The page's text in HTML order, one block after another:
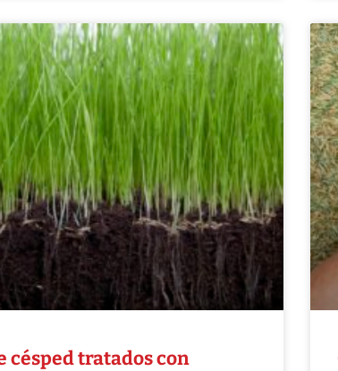
césped tratados con